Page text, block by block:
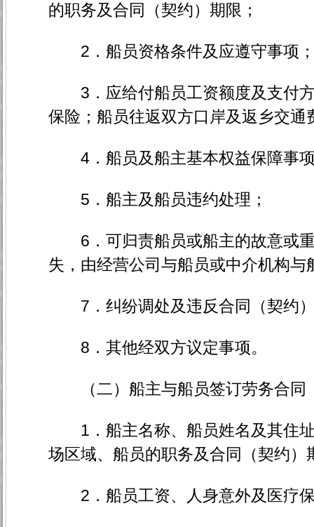
的职务及合同（契约）期限；
2．船员资格条件及应遵守事项
3．应给付船员工资额度及支付方
保险；船员往返双方口岸及返乡交通
4．船员及船主基本权益保障事
5．船主及船员违约处理；
6．可归责船员或船主的故意或重
失，由经营公司与船员或中介机构与
7．纠纷调处及违反合同（契约
8．其他经双方议定事项。
（二）船主与船员签订劳务合同
1．船主名称、船员姓名及其住址
场区域、船员的职务及合同（契约）
2．船员工资、人身意外及医疗保